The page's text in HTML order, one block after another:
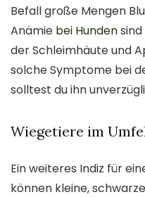
Befall große Mengen
Anämie bei Hunden
der Schleimhäute und
solche Symptome bei
solltest du ihn
Wiegetiere im
Ein weiteres Indiz für
können kleine,